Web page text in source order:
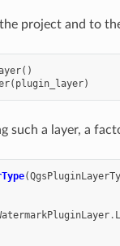
project and to
()
( plugin_layer)
such a layer, a
(
.